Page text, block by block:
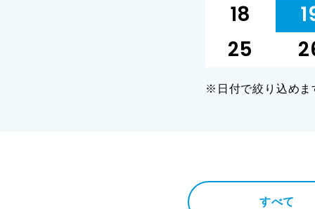
18
25
※日付で絞り込めま
すべて